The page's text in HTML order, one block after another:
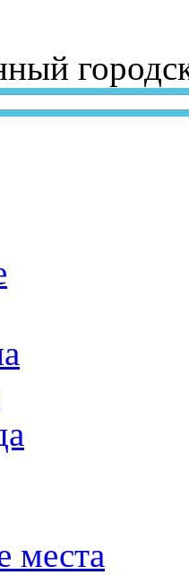
места